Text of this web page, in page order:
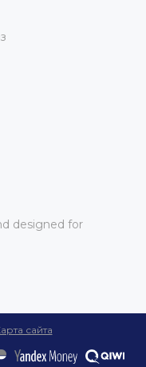
designed for
сайта